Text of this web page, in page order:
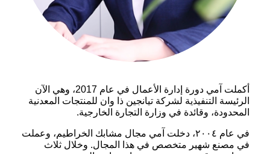
أكملت آمي دورة إدارة الأعمال في عام 2017، وهي الآن
الرئيسة التنفيذية لشركة تيانجين ذا وان للمنتجات المعدنية
المحدودة، وقائدة في وزارة التجارة الخارجية.
في عام ٢٠٠٤، دخلت آمي مجال مشابك الخراطيم، وعملت
في مصنع شهير متخصص في هذا المجال. وخلال ثلاث